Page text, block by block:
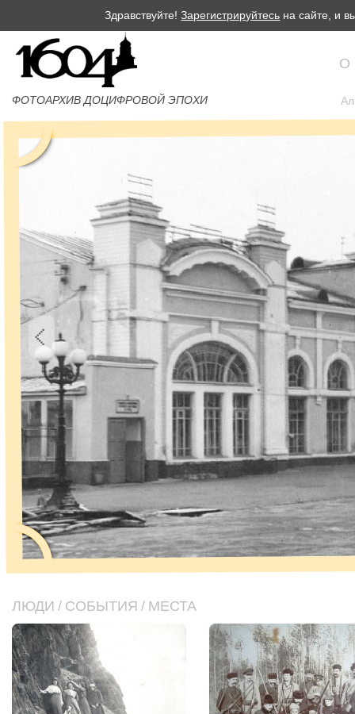
Здравствуйте!Зарегистрируйтесь на сайте, и
ФОТОАРХИВ ДОЦИФРОВОЙ ЭПОХИ
О
ЛЮДИ / СОБЫТИЯ / МЕСТА